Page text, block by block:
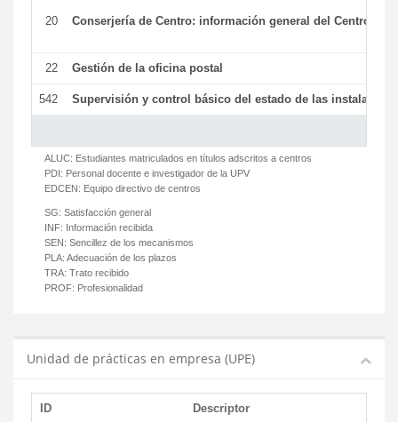
20 Conserjería de Centro: información general del Centro y
22 Gestión de la oficina postal
542 Supervisión y control básico del estado de las
ALUC: Estudiantes matriculados en títulos adscritos a centros
PDI: Personal docente e investigador de la UPV
EDCEN: Equipo directivo de centros
SG: Satisfacción general
INF: Información recibida
SEN: Sencillez de los mecanismos
PLA: Adecuación de los plazos
TRA: Trato recibido
PROF: Profesionalidad
Unidad de prácticas en empresa (UPE)
ID Descriptor